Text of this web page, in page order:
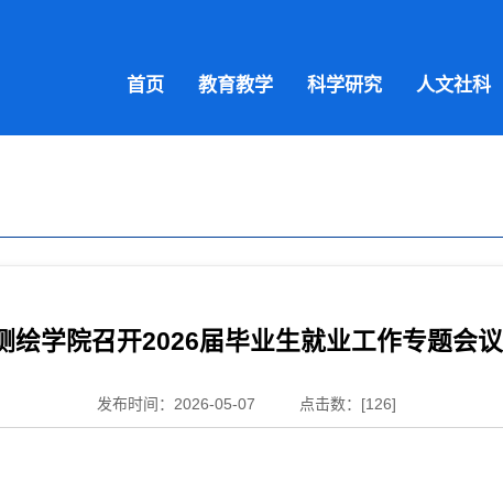
首页 教育教学 科学研究 人文社科
绘学院召开2026届毕业生就业工作专题会议
发布时间：2026-05-07 点击数：[126]